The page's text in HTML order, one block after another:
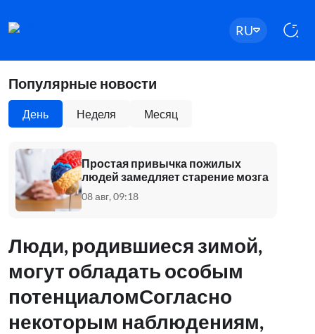
RU
Популярные новости
День Неделя Месяц
Простая привычка пожилых
людей замедляет старение мозга
08 авг, 09:18
Люди, родившиеся зимой,
могут обладать особым
потенциаломСогласно
некоторым наблюдениям,